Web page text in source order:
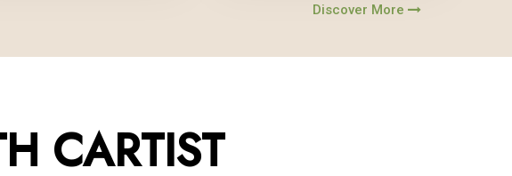
Discover More
history of india
CARTIST